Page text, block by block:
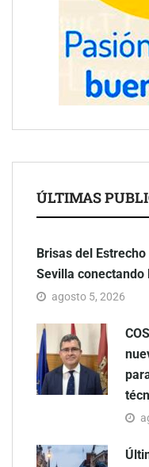
ÚLTIMAS
Brisas del
Sevilla
agosto 5, 2026